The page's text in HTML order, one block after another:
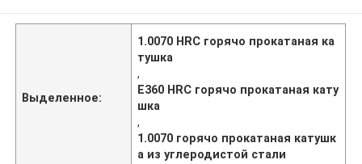
Выделенное:
1.0070 HRC горячо прокатаная ка
тушка
,
E360 HRC горячо прокатаная кату
шка
,
1.0070 горячо прокатаная катушк
а из углеродистой стали